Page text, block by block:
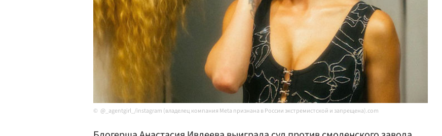
@_agentgirl_/instagram (владелец компания Meta признана в России экстремистской и запрещена).com